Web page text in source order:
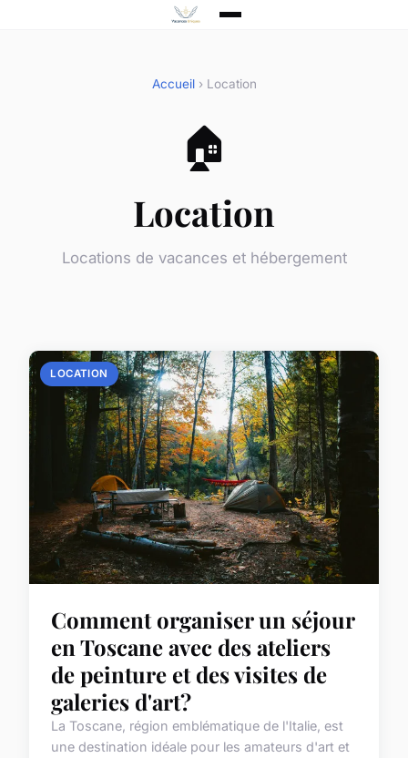
Accueil› Location
🏠
Location
Locations de vacances et hébergement
LOCATION
Comment organiser un séjour
en Toscane avec des ateliers
de peinture et des visites de
galeries d'art?
La Toscane, région emblématique de l'Italie, est
une destination idéale pour les amateurs d'art et